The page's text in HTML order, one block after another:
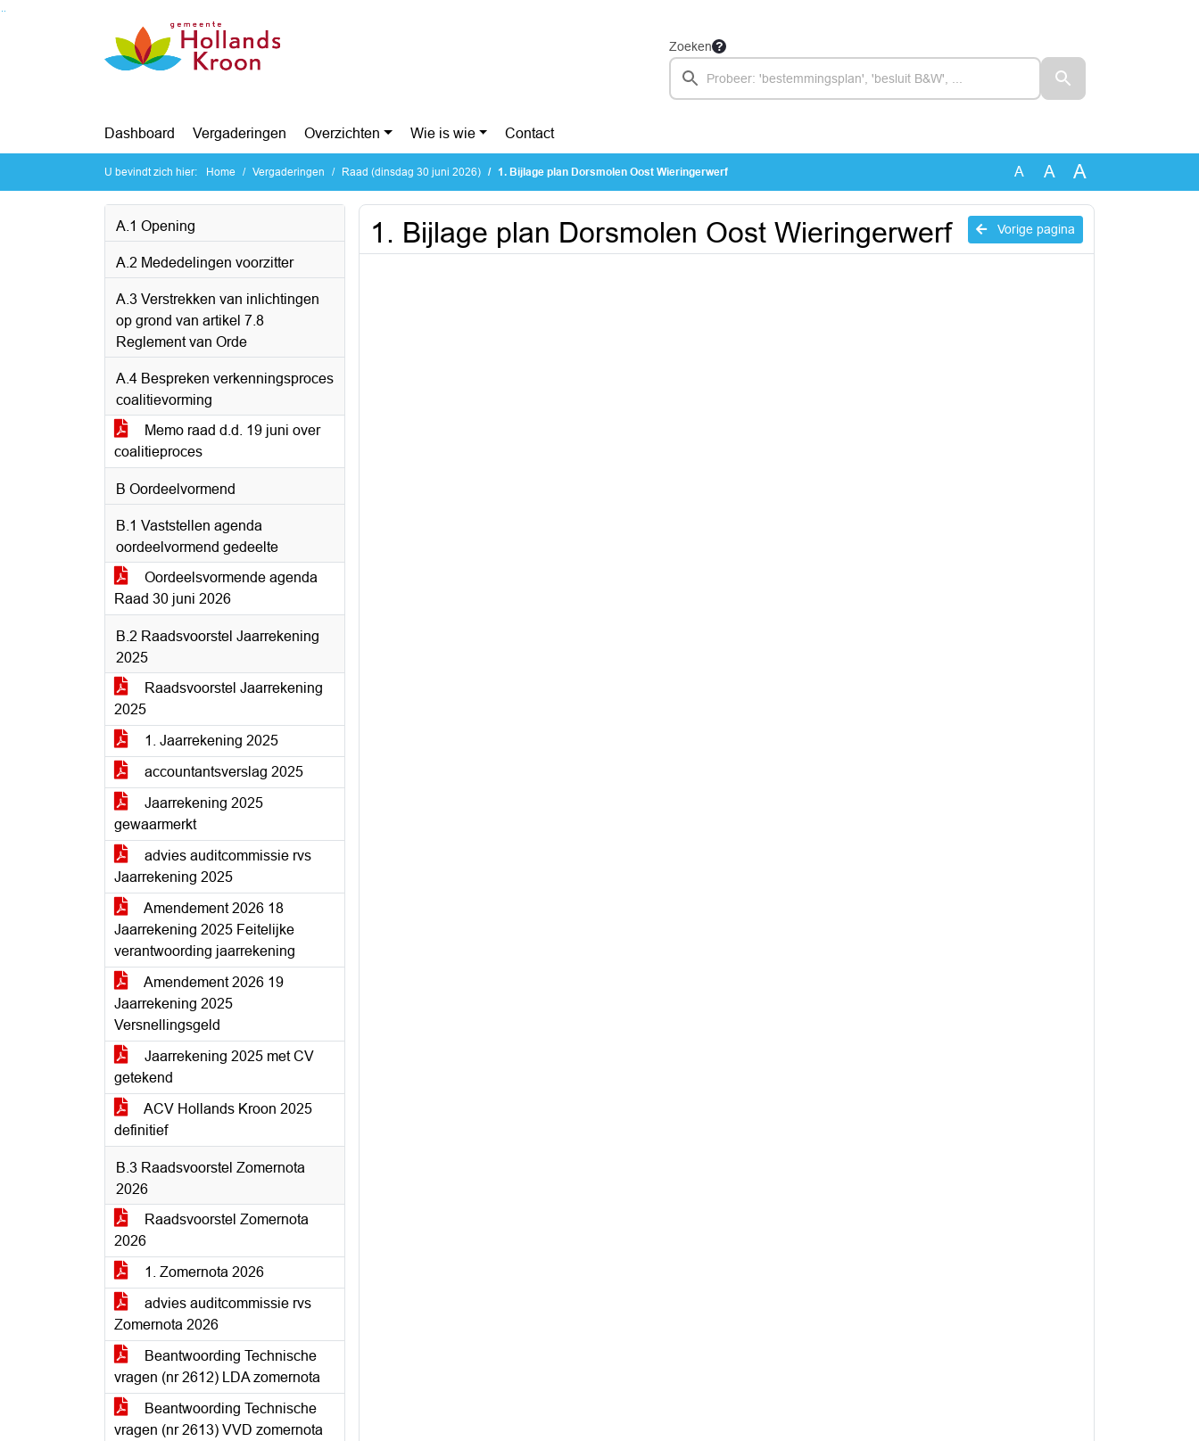
Ga naar de inhoud van deze pagina
Zoeken
Dashboard Vergaderingen Overzichten Wie is wie Contact
U bevindt zich hier: Home Vergaderingen Raad (dinsdag 30 juni 2026) 1. Bijlage plan Dorsmolen Oost Wieringerwerf A A A
A.1 Opening
A.2 Mededelingen voorzitter
A.3 Verstrekken van inlichtingen
op grond van artikel 7.8
Reglement van Orde
A.4 Bespreken verkenningsproces
coalitievorming
Memo raad d.d. 19 juni over
coalitieproces
B Oordeelvormend
B.1 Vaststellen agenda
oordeelvormend gedeelte
Oordeelsvormende agenda
Raad 30 juni 2026
B.2 Raadsvoorstel Jaarrekening
2025
Raadsvoorstel Jaarrekening
2025
1. Jaarrekening 2025
accountantsverslag 2025
Jaarrekening 2025
gewaarmerkt
advies auditcommissie rvs
Jaarrekening 2025
Amendement 2026 18
Jaarrekening 2025 Feitelijke
verantwoording jaarrekening
Amendement 2026 19
Jaarrekening 2025
Versnellingsgeld
Jaarrekening 2025 met CV
getekend
ACV Hollands Kroon 2025
definitief
B.3 Raadsvoorstel Zomernota
2026
Raadsvoorstel Zomernota
2026
1. Zomernota 2026
advies auditcommissie rvs
Zomernota 2026
Beantwoording Technische
vragen (nr 2612) LDA zomernota
Beantwoording Technische
vragen (nr 2613) VVD zomernota
Vorige pagina
1. Bijlage plan Dorsmolen Oost Wieringerwerf